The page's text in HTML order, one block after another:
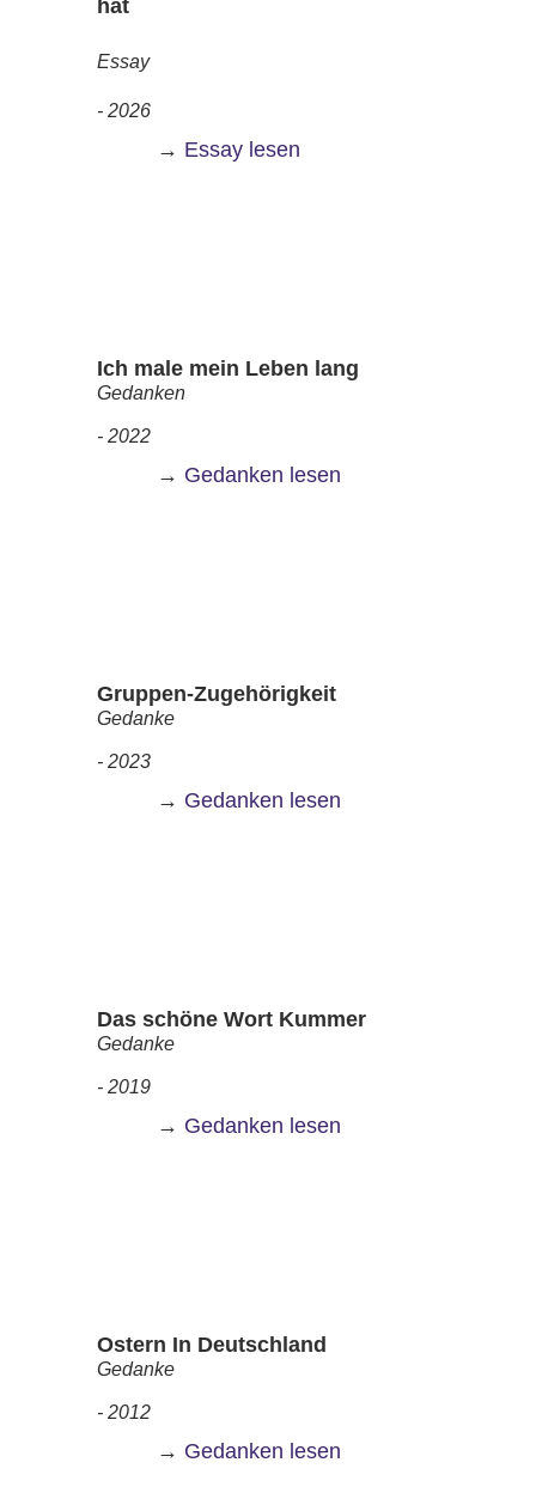
hat
Essay
- 2026
→ Essay lesen
Ich male mein Leben lang
Gedanken
- 2022
→ Gedanken lesen
Gruppen-Zugehörigkeit
Gedanke
- 2023
→ Gedanken lesen
Das schöne Wort Kummer
Gedanke
- 2019
→ Gedanken lesen
Ostern In Deutschland
Gedanke
- 2012
→ Gedanken lesen